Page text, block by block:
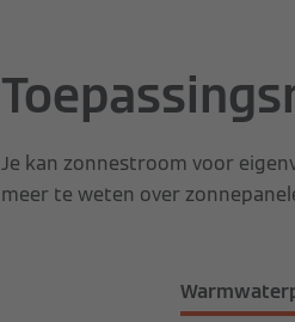
Je kan zonnestroom voor
meer te weten over